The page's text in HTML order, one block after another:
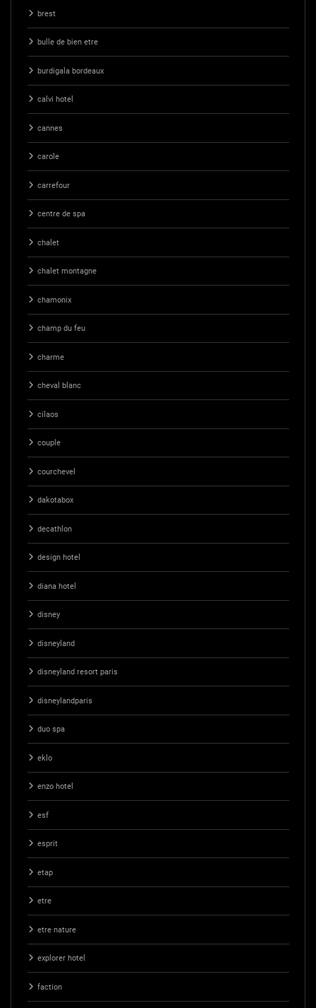
brest
bulle de bien etre
burdigala bordeaux
calvi hotel
cannes
carole
carrefour
centre de spa
chalet
chalet montagne
chamonix
champ du feu
charme
cheval blanc
cilaos
couple
courchevel
dakotabox
decathlon
design hotel
diana hotel
disney
disneyland
disneyland resort paris
disneylandparis
duo spa
eklo
enzo hotel
esf
esprit
etap
etre
etre nature
explorer hotel
faction